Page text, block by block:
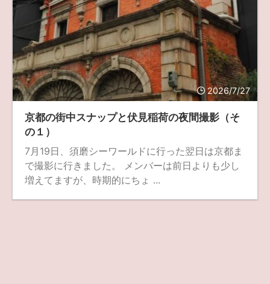
TAMRON TG-6 THETA VILTROX X-T2
X100F X half Xiaomi Pad 6 Xperia1VI Z-1
Z5 Z6II Z9 Z30 Z50II Zfc
ZV-1 II α1 II α7CR α6700 フィルムカメラ
フォクトレンダー ライカIIf ライカM4 ライカM10
ライカM10-R ライカX2 ローライ35
ローライコード 原神
2026/7/27
京都の街中スナップと伏見稲荷の夜間撮影（そ
の１）
7月19日、須磨シーワールドに行った翌日は京都ま
で撮影に行きました。 メンバーは前日よりも少し
増えてますが、時期的にちょ ...